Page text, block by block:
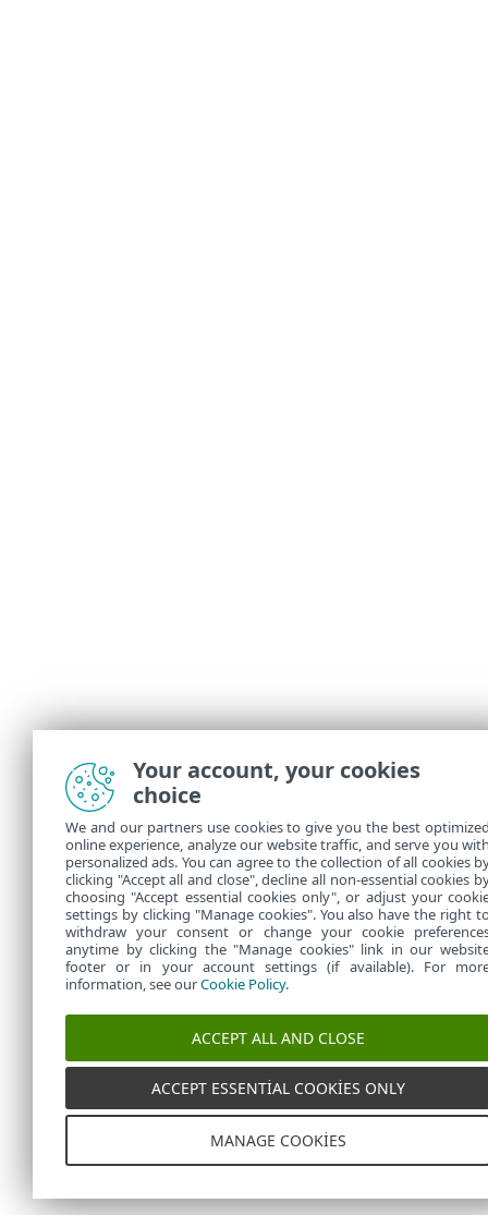
Your account, your cookies
choice
We and our partners use cookies to give you the best
online experience, analyze our website traffic, and serve you
personalized ads. You can agree to the collection of all cookies
clicking "Accept all and close", decline all non-essential cookies
choosing "Accept essential cookies only", or adjust your
settings by clicking "Manage cookies". You also have the right
withdraw your consent or change your cookie
anytime by clicking the "Manage cookies" link in our
footer or in your account settings (if available). For
information, see ourCookie Policy.
ACCEPT ALL AND CLOSE
ACCEPT ESSENTIAL COOKIES ONLY
MANAGE COOKIES